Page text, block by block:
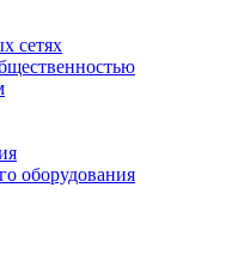
сетях
оборудования